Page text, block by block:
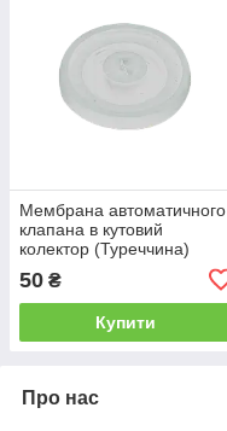
Мембрана автоматичного
клапана в кутовий
колектор (Туреччина)
50 ₴
Купити
Про нас